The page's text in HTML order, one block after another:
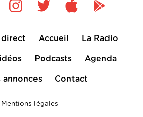
direct Accueil La Radio
Podcasts Agenda
annonces Contact
Mentions légales